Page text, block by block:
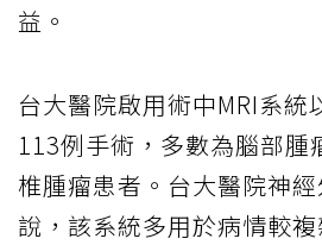
益。
台大醫院啟用術中MRI系統
113例手術，多數為腦部腫
椎腫瘤患者。台大醫院神
說，該系統多用於病情較